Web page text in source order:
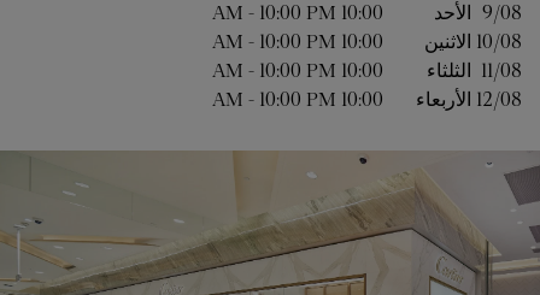
9/08 الأحد 10:00 AM
- 10:00 PM
10/08 الاثنين 10:00 AM
- 10:00 PM
11/08 الثلثاء 10:00 AM
- 10:00 PM
12/08 الأربعاء 10:00 AM
- 10:00 PM